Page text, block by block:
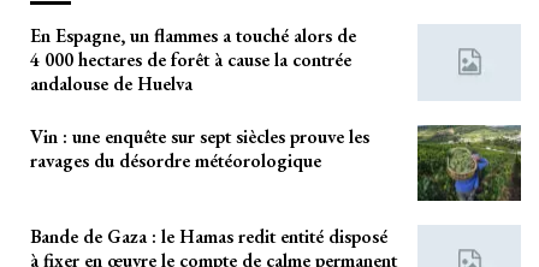
En Espagne, un flammes a touché alors de
4 000 hectares de forêt à cause la contrée
andalouse de Huelva
Vin : une enquête sur sept siècles prouve les
ravages du désordre météorologique
Bande de Gaza : le Hamas redit entité disposé
à fixer en œuvre le compte de calme permanent